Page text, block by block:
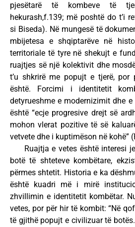
pjesëtarë të kombeve të
hekurash,f.139; më poshtë do t’i
si Biseda). Në mungesë të
mbijetesa e shqiptarëve në
territoriale të tyre në shekujt e
ruajtjes së një kolektivit dhe
t’u shkrirë me popujt e tjerë,
është. Forcimi i identitetit
detyrueshme e modernizimit dhe
është “ecje progresive drejt së
mohon vlerat pozitive të së
vetvete dhe i kuptimëson në kohë”
Ruajtja e vetes është interesi
botë të shteteve kombëtare,
përmes shtetit. Historia e ka
është kuadri më i mirë
zhvillimin e identitetit kombëtar.
vetes, por për hir të kombit: “Në
të gjithë popujt e civilizuar të